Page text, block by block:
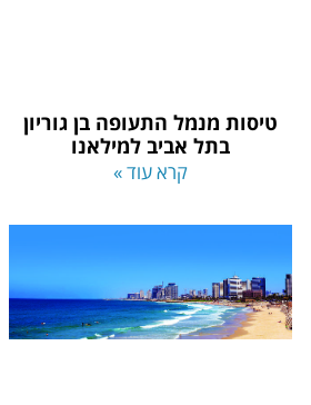
טיסות מנמל התעופה בן גוריון
בתל אביב למילאנו
קרא עוד »